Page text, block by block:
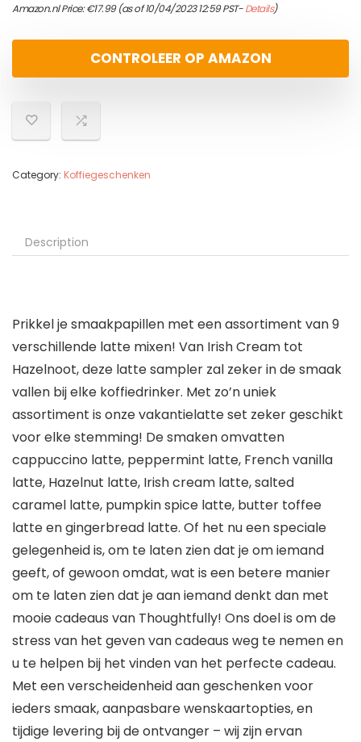
Amazon.nl Price:€17.99(as of 10/04/2023 12:59 PST-Details)
CONTROLEER OP AMAZON
Category: Koffiegeschenken
Description
Prikkel je smaakpapillen met een assortiment van 9
verschillende latte mixen! Van Irish Cream tot
Hazelnoot, deze latte sampler zal zeker in de smaak
vallen bij elke koffiedrinker. Met zo’n uniek
assortiment is onze vakantielatte set zeker geschikt
voor elke stemming! De smaken omvatten
cappuccino latte, peppermint latte, French vanilla
latte, Hazelnut latte, Irish cream latte, salted
caramel latte, pumpkin spice latte, butter toffee
latte en gingerbread latte. Of het nu een speciale
gelegenheid is, om te laten zien dat je om iemand
geeft, of gewoon omdat, wat is een betere manier
om te laten zien dat je aan iemand denkt dan met
mooie cadeaus van Thoughtfully! Ons doel is om de
stress van het geven van cadeaus weg te nemen en
u te helpen bij het vinden van het perfecte cadeau.
Met een verscheidenheid aan geschenken voor
ieders smaak, aanpasbare wenskaartopties, en
tijdige levering bij de ontvanger – wij zijn ervan